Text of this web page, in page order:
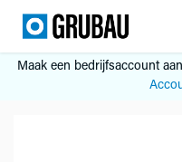
Overslaan naar inhoud
Maak een bedrijfsaccount